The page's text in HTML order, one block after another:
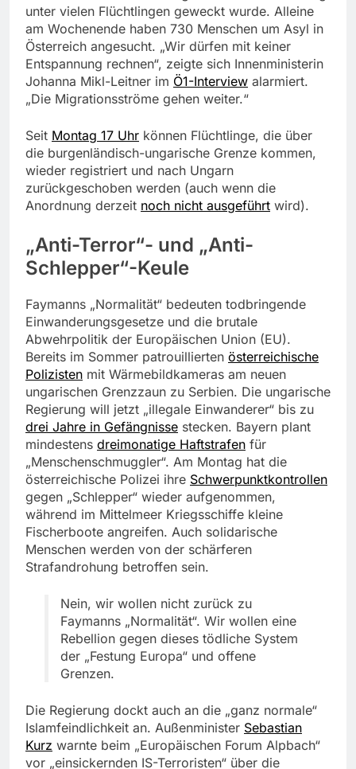
unter vielen Flüchtlingen geweckt wurde. Alleine
am Wochenende haben 730 Menschen um Asyl in
Österreich angesucht. „Wir dürfen mit keiner
Entspannung rechnen“, zeigte sich Innenministerin
Johanna Mikl-Leitner im Ö1-Interview alarmiert.
„Die Migrationsströme gehen weiter.“
Seit Montag 17 Uhr können Flüchtlinge, die über
die burgenländisch-ungarische Grenze kommen,
wieder registriert und nach Ungarn
zurückgeschoben werden (auch wenn die
Anordnung derzeit noch nicht ausgeführt wird).
„Anti-Terror“- und „Anti-
Schlepper“-Keule
Faymanns „Normalität“ bedeuten todbringende
Einwanderungsgesetze und die brutale
Abwehrpolitik der Europäischen Union (EU).
Bereits im Sommer patrouillierten österreichische
Polizisten mit Wärmebildkameras am neuen
ungarischen Grenzzaun zu Serbien. Die ungarische
Regierung will jetzt „illegale Einwanderer“ bis zu
drei Jahre in Gefängnisse stecken. Bayern plant
mindestens dreimonatige Haftstrafen für
„Menschenschmuggler“. Am Montag hat die
österreichische Polizei ihre Schwerpunktkontrollen
gegen „Schlepper“ wieder aufgenommen,
während im Mittelmeer Kriegsschiffe kleine
Fischerboote angreifen. Auch solidarische
Menschen werden von der schärferen
Strafandrohung betroffen sein.
Nein, wir wollen nicht zurück zu
Faymanns „Normalität“. Wir wollen eine
Rebellion gegen dieses tödliche System
der „Festung Europa“ und offene
Grenzen.
Die Regierung dockt auch an die „ganz normale“
Islamfeindlichkeit an. Außenminister Sebastian
Kurz warnte beim „Europäischen Forum Alpbach“
vor „einsickernden IS-Terroristen“ über die